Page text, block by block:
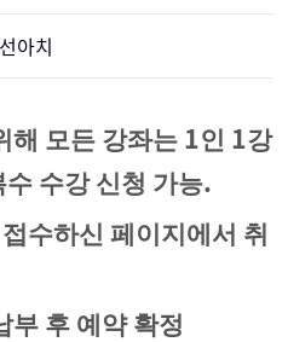
아치
해 모든 강좌는 1인 1강
수강 신청 가능.
접수하신 페이지에서 취
부 후 예약 확정